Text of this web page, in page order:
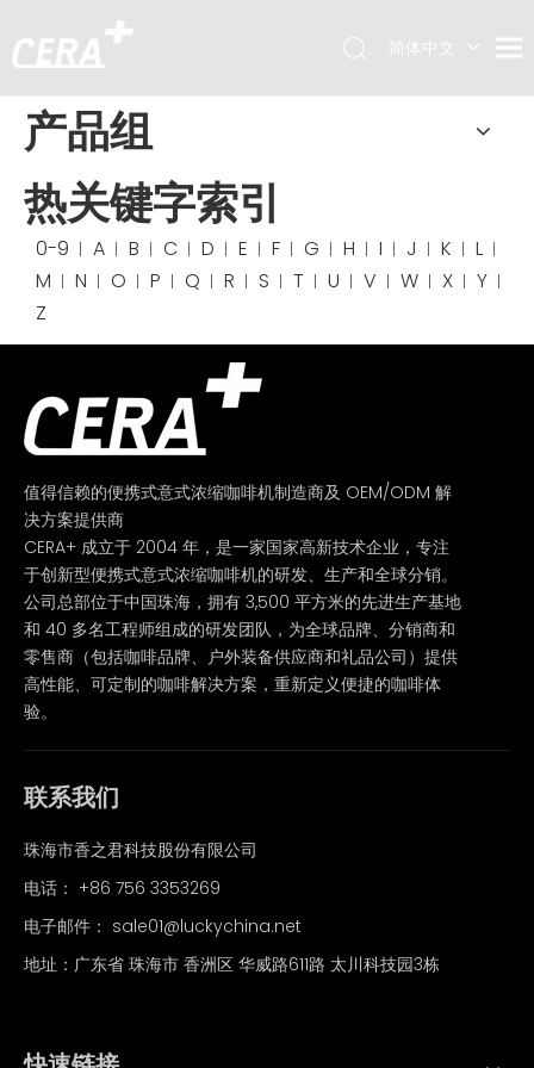
简体中文
产品组
热关键字索引
0-9 A B C D E F G H I J K
L
M
N O P Q R S T U V W X
Y
Z
值得信赖的便携式意式浓缩咖啡机制造商及 OEM/ODM 解
决方案提供商
CERA+ 成立于 2004 年，是一家国家高新技术企业，专注
于创新型便携式意式浓缩咖啡机的研发、生产和全球分销。
公司总部位于中国珠海，拥有 3,500 平方米的先进生产基地
和 40 多名工程师组成的研发团队，为全球品牌、分销商和
零售商（包括咖啡品牌、户外装备供应商和礼品公司）提供
高性能、可定制的咖啡解决方案，重新定义便捷的咖啡体
验。
联系我们
珠海市香之君科技股份有限公司
电话： +86 756 3353269
电子邮件： sale01@luckychina.net
地址：广东省 珠海市 香洲区 华威路611路 太川科技园3栋